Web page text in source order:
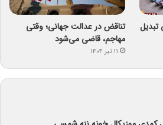
تبدیل
تناقض در عدالت جهانی؛ وقتی
مهاجم، قاضی می‌شود
۱۱ تیر ۱۴۰۴